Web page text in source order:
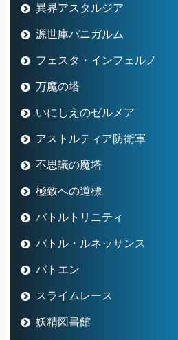
異界アスタルジア
源世庫パニガルム
フェスタ・インフェルノ
万魔の塔
いにしえのゼルメア
アストルティア防衛軍
不思議の魔塔
極致への道標
バトルトリニティ
バトル・ルネッサンス
バトエン
スライムレース
妖精図書館